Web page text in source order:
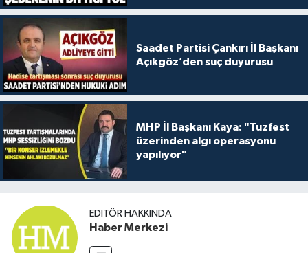
Saadet Partisi Çankırı İl Başkanı
Açıkgöz’den suç duyurusu
MHP İl Başkanı Kaya: "Tuzfest
üzerinden algı operasyonu
yapılıyor"
EDITÖR HAKKINDA
Haber Merkezi